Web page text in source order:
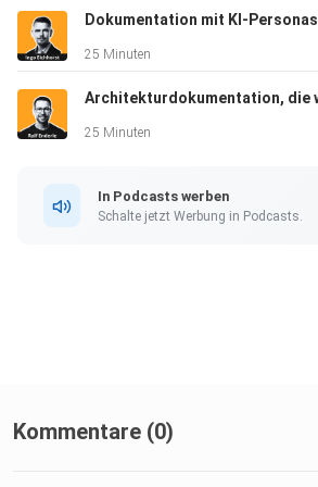
25 Minuten
25 Minuten
In Podcasts werben
Schalte jetzt Werbung in Podcasts.
Kommentare (0)